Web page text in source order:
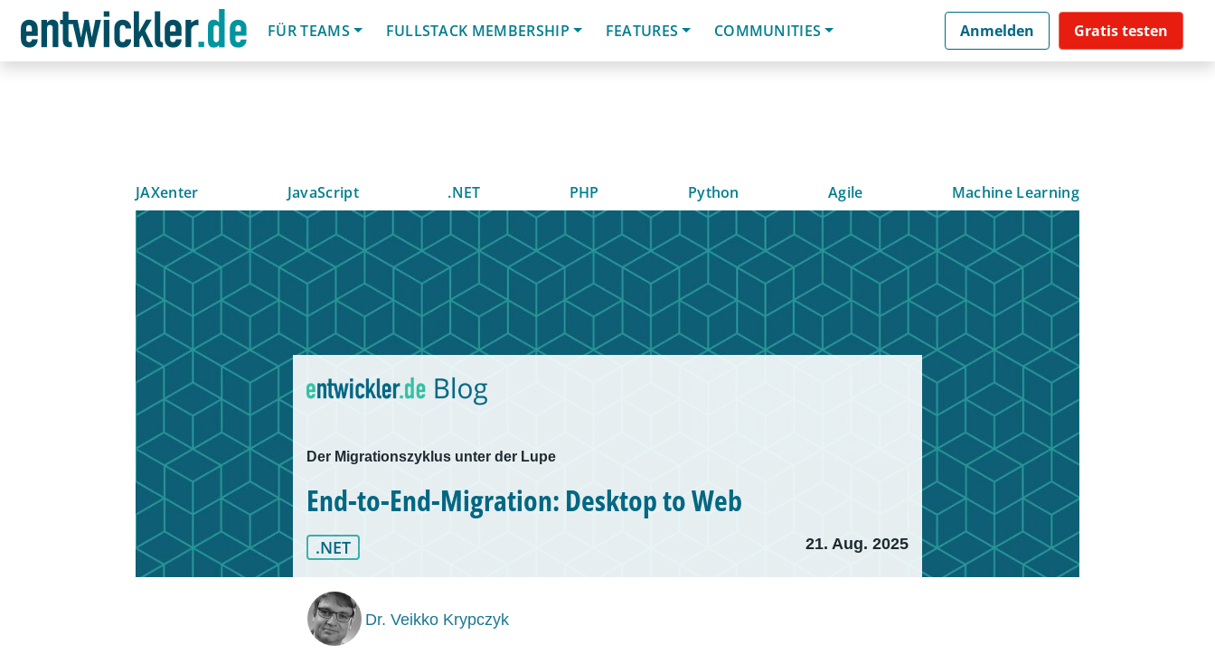
FÜR TEAMS
FULLSTACK MEMBERSHIP FEATURES COMMUNITIES Anmelden Gratis testen
JAXenter JavaScript .NET PHP Python Agile Machine Learning
Der Migrationszyklus unter der Lupe
End-to-End-Migration: Desktop to Web
.NET 21. Aug. 2025
Dr. Veikko Krypczyk